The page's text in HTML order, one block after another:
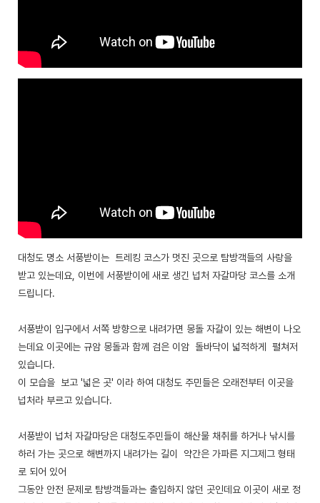
대청도 명소 서풍받이는 트레킹 코스가 멋진 곳으로 탐방객들의 사랑을
받고 있는데요, 이번에 서풍받이에 새로 생긴 넙처 자갈마당 코스를 소개
드립니다.
서풍받이 입구에서 서쪽 방향으로 내려가면 몽돌 자갈이 있는 해변이 나오
는데요 이곳에는 규암 몽돌과 함께 검은 이암 돌바닥이 넓적하게 펼쳐저
있습니다.
이 모습을 보고 '넓은 곳' 이라 하여 대청도 주민들은 오래전부터 이곳을
넙처라 부르고 있습니다.
서풍받이 넙처 자갈마당은 대청도주민들이 해산물 채취를 하거나 낚시를
하러 가는 곳으로 해변까지 내려가는 길이 약간은 가파른 지그제그 형태
로 되어 있어
그동안 안전 문제로 탐방객들과는 출입하지 않던 곳인데요 이곳이 새로 정